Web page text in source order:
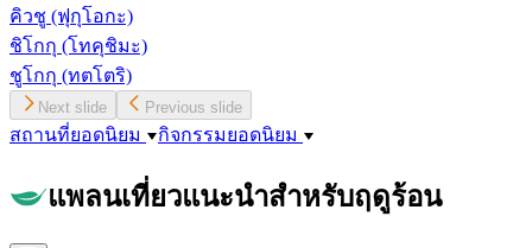
คิวชู (ฟุกุโอกะ)
ชิโกกุ (โทคุชิมะ)
ชูโกกุ (ทตโตริ)
Next slide Previous slide
สถานที่ยอดนิยม กิจกรรมยอดนิยม
แพลนเที่ยวแนะนำสำหรับฤดูร้อน